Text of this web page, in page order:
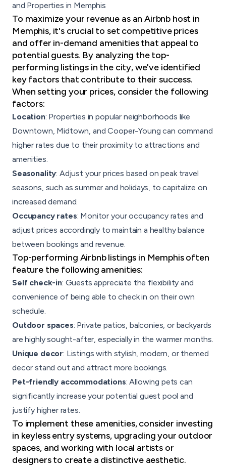
and Properties in Memphis
To maximize your revenue as an Airbnb host in
Memphis, it's crucial to set competitive prices
and offer in-demand amenities that appeal to
potential guests. By analyzing the top-
performing listings in the city, we've identified
key factors that contribute to their success.
When setting your prices, consider the following
factors:
Location: Properties in popular neighborhoods like
Downtown, Midtown, and Cooper-Young can command
higher rates due to their proximity to attractions and
amenities.
Seasonality: Adjust your prices based on peak travel
seasons, such as summer and holidays, to capitalize on
increased demand.
Occupancy rates: Monitor your occupancy rates and
adjust prices accordingly to maintain a healthy balance
between bookings and revenue.
Top-performing Airbnb listings in Memphis often
feature the following amenities:
Self check-in: Guests appreciate the flexibility and
convenience of being able to check in on their own
schedule.
Outdoor spaces: Private patios, balconies, or backyards
are highly sought-after, especially in the warmer months.
Unique decor: Listings with stylish, modern, or themed
decor stand out and attract more bookings.
Pet-friendly accommodations: Allowing pets can
significantly increase your potential guest pool and
justify higher rates.
To implement these amenities, consider investing
in keyless entry systems, upgrading your outdoor
spaces, and working with local artists or
designers to create a distinctive aesthetic.